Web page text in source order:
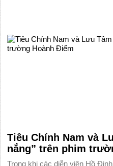
Tiêu Chính Nam và
nắng” trên phim
Trong khi các diễn viên Hồ